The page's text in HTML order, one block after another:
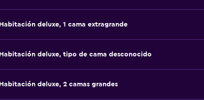
Habitación deluxe, 1 cama extragrande
Habitación deluxe, tipo de cama desconocido
Habitación deluxe, 2 camas grandes